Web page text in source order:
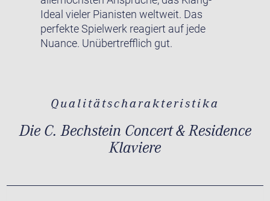
Ideal vieler Pianisten weltweit. Das
perfekte Spielwerk reagiert auf jede
Nuance. Unübertrefflich gut.
Qualitätscharakteristika
Die C. Bechstein Concert & Residence
Klaviere